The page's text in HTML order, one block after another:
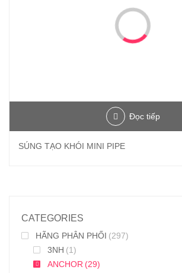
Đọc tiếp
SÚNG TẠO KHÓI MINI PIPE
CATEGORIES
HÃNG PHÂN PHỐI (297)
3NH (1)
ANCHOR (29)